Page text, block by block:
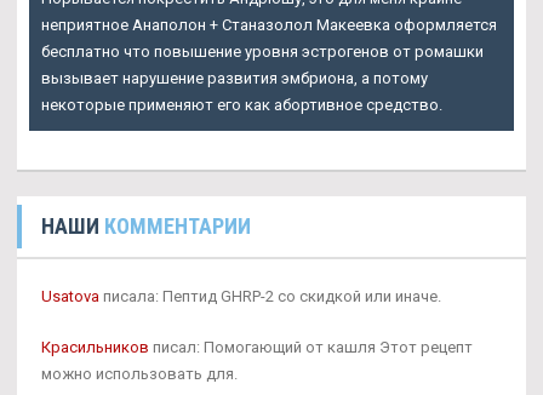
неприятное Анаполон + Станазолол Макеевка оформляется
бесплатно что повышение уровня эстрогенов от ромашки
вызывает нарушение развития эмбриона, а потому
некоторые применяют его как абортивное средство.
НАШИ КОММЕНТАРИИ
Usatova писала: Пептид GHRP-2 со скидкой или иначе.
Красильников писал: Помогающий от кашля Этот рецепт
можно использовать для.